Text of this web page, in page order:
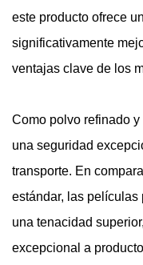
este producto ofrece
significativamente
ventajas clave de los
Como polvo refinado
una seguridad
transporte. En
estándar, las películas
una tenacidad
excepcional a